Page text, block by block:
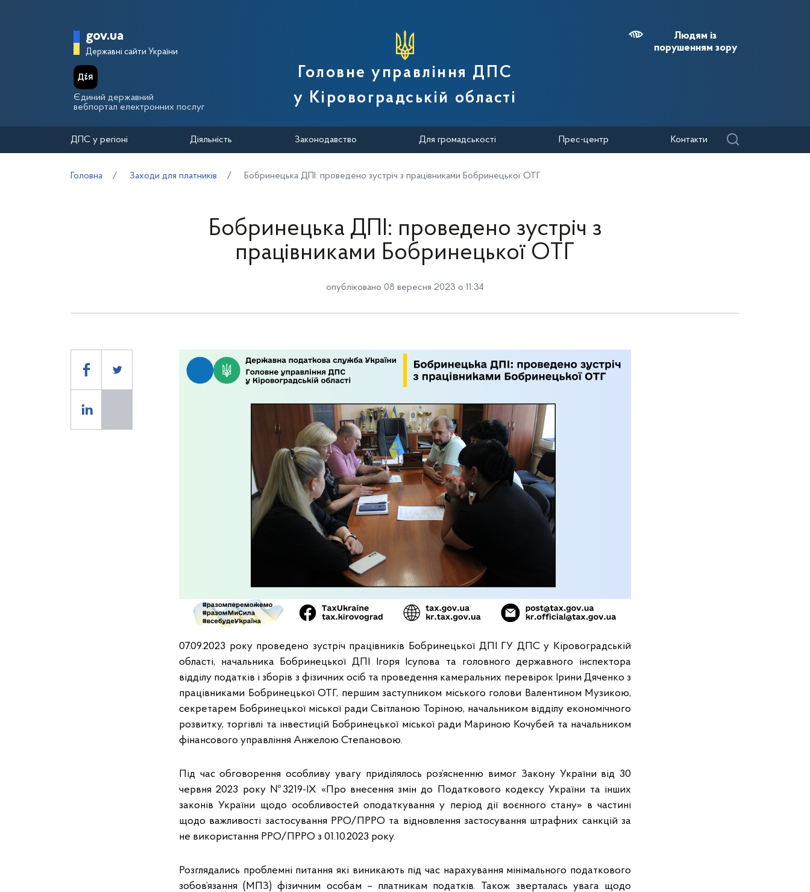
Головна сторінка Державної податкової служби України
gov.ua
Державні сайти України
Єдиний державний
вебпортал електронних послуг
Головне управління ДПС
у Кіровоградській області
Людям із
порушенням зору
ДПС у регіоні Діяльність Законодавство Для громадськості Прес-центр Контакти
Головна Заходи для платників Бобринецька ДПІ: проведено зустріч з працівниками Бобринецької ОТГ
Бобринецька ДПІ: проведено зустріч з
працівниками Бобринецької ОТГ
опубліковано 08 вересня 2023 о 11:34
07.09.2023 року проведено зустріч працівників Бобринецької ДПІ ГУ ДПС у Кіровоградській
області, начальника Бобринецької ДПІ Ігоря Ісупова та головного державного інспектора
відділу податків і зборів з фізичних осіб та проведення камеральних перевірок Ірини Дяченко з
працівниками Бобринецької ОТГ, першим заступником міського голови Валентином Музикою,
секретарем Бобринецької міської ради Світланою Торіною, начальником відділу економічного
розвитку, торгівлі та інвестицій Бобринецької міської ради Мариною Кочубей та начальником
фінансового управління Анжелою Степановою.
Під час обговорення особливу увагу приділялось роз’ясненню вимог Закону України від 30
червня 2023 року №3219-ІХ «Про внесення змін до Податкового кодексу України та інших
законів України щодо особливостей оподаткування у період дії воєнного стану» в частині
щодо важливості застосування РРО/ПРРО та відновлення застосування штрафних санкцій за
не використання РРО/ПРРО з 01.10.2023 року.
Розглядались проблемні питання які виникають під час нарахування мінімального податкового
зобов’язання (МПЗ) фізичним особам – платникам податків. Також зверталась увага щодо